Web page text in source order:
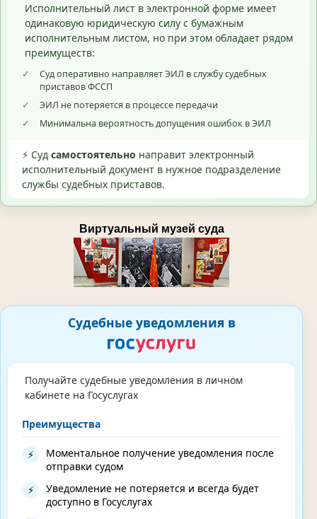
Исполнительный лист в электронной форме имеет
одинаковую юридическую силу с бумажным
исполнительным листом, но при этом обладает рядом
преимуществ:
✓
Суд оперативно направляет ЭИЛ в службу судебных
приставов ФССП
✓
ЭИЛ не потеряется в процессе передачи
✓
Минимальна вероятность допущения ошибок в ЭИЛ
⚡ Суд самостоятельно направит электронный
исполнительный документ в нужное подразделение
службы судебных приставов.
Виртуальный музей суда
Судебные уведомления в
Получайте судебные уведомления в личном
кабинете на Госуслугах
Преимущества
⚡
Моментальное получение уведомления после
отправки судом
⚡
Уведомление не потеряется и всегда будет
доступно в Госуслугах